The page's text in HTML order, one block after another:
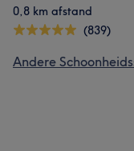
0,8 km afstand
(839)
Andere